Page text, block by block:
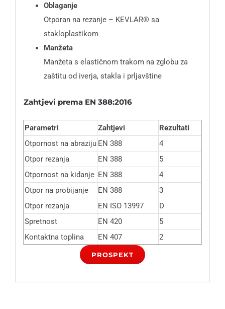
Oblaganje
Otporan na rezanje – KEVLAR® sa
stakloplastikom
Manžeta
Manžeta s elastičnom trakom na zglobu za
zaštitu od iverja, stakla i prljavštine
Zahtjevi prema EN 388:2016
Parametri Zahtjevi
Rezultati
Otpornost na abraziju EN 388
4
Otpor rezanja
EN 388
5
Otpornost na kidanje EN 388
4
Otpor na probijanje
EN 388
3
Otpor rezanja
EN ISO 13997
D
Spretnost
EN 420
5
Kontaktna toplina
EN 407 2
PROSPEKT